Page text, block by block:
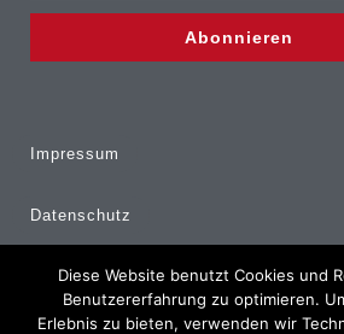
Abonnieren
Impressum
Datenschutz
Erstinformation
Diese Website benutzt Cookies und
Benutzererfahrung zu optimieren.
Erlebnis zu bieten, verwenden wir